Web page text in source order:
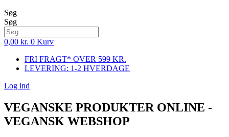
Søg
Søg
0,00 kr. 0 Kurv
FRI FRAGT* OVER 599 KR.
LEVERING: 1-2 HVERDAGE
Log ind
VEGANSKE PRODUKTER ONLINE -
VEGANSK WEBSHOP